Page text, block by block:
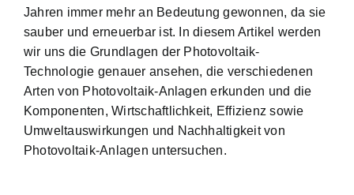
Jahren immer mehr an Bedeutung gewonnen, da sie
sauber und erneuerbar ist. In diesem Artikel werden
wir uns die Grundlagen der Photovoltaik-
Technologie genauer ansehen, die verschiedenen
Arten von Photovoltaik-Anlagen erkunden und die
Komponenten, Wirtschaftlichkeit, Effizienz sowie
Umweltauswirkungen und Nachhaltigkeit von
Photovoltaik-Anlagen untersuchen.